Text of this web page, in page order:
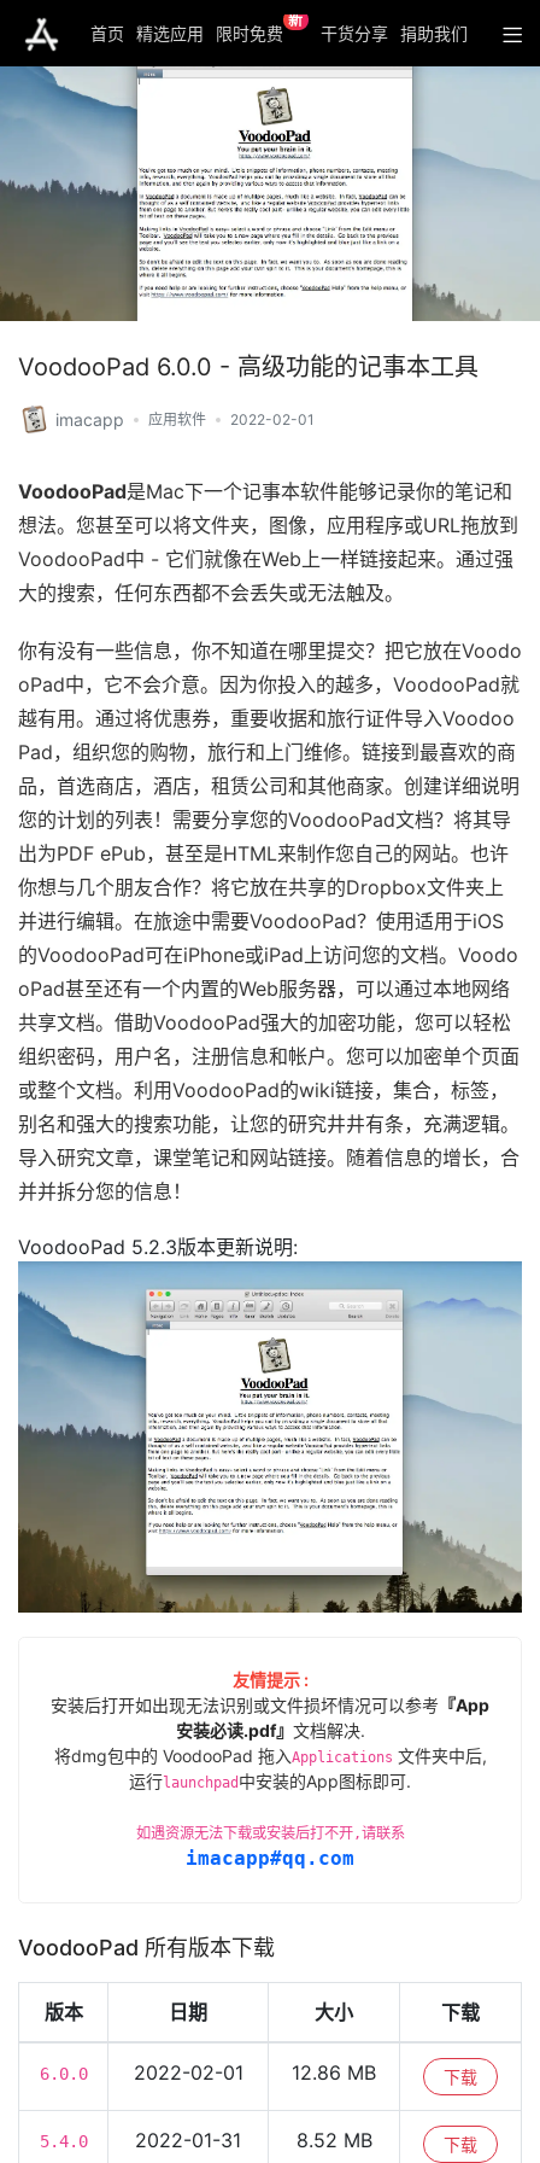
首页 精选应用 限时免费
新
干货分享 捐助我们
VoodooPad 6.0.0 - 高级功能的记事本工具
imacapp 应用软件 2022-02-01
VoodooPad是Mac下一个记事本软件能够记录你的笔记和
想法。您甚至可以将文件夹，图像，应用程序或URL拖放到
VoodooPad中 - 它们就像在Web上一样链接起来。通过强
大的搜索，任何东西都不会丢失或无法触及。
你有没有一些信息，你不知道在哪里提交？把它放在Voodo
oPad中，它不会介意。因为你投入的越多，VoodooPad就
越有用。通过将优惠券，重要收据和旅行证件导入Voodoo
Pad，组织您的购物，旅行和上门维修。链接到最喜欢的商
品，首选商店，酒店，租赁公司和其他商家。创建详细说明
您的计划的列表！需要分享您的VoodooPad文档？将其导
出为PDF ePub，甚至是HTML来制作您自己的网站。也许
你想与几个朋友合作？将它放在共享的Dropbox文件夹上
并进行编辑。在旅途中需要VoodooPad？使用适用于iOS
的VoodooPad可在iPhone或iPad上访问您的文档。Voodo
oPad甚至还有一个内置的Web服务器，可以通过本地网络
共享文档。借助VoodooPad强大的加密功能，您可以轻松
组织密码，用户名，注册信息和帐户。您可以加密单个页面
或整个文档。利用VoodooPad的wiki链接，集合，标签，
别名和强大的搜索功能，让您的研究井井有条，充满逻辑。
导入研究文章，课堂笔记和网站链接。随着信息的增长，合
并并拆分您的信息！
VoodooPad 5.2.3版本更新说明:
友情提示 :
安装后打开如出现无法识别或文件损坏情况可以参考 『App
安装必读.pdf』 文档解决.
将dmg包中的 VoodooPad 拖入Applications 文件夹中后,
运行launchpad 中安装的App图标即可.
如遇资源无法下载或安装后打不开,请联系
imacapp#qq.com
VoodooPad 所有版本下载
版本 日期 大小 下载
6.0.0 2022-02-01 12.86 MB 下载
5.4.0 2022-01-31 8.52 MB 下载